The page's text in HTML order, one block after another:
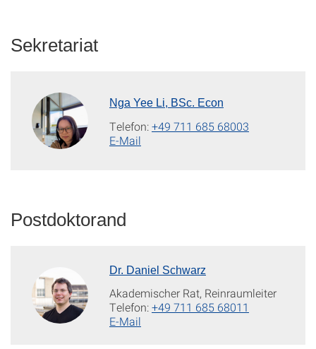
Sekretariat
Nga Yee Li, BSc. Econ
Telefon:+49 711 685 68003
E-Mail
Postdoktorand
Dr. Daniel Schwarz
Akademischer Rat, Reinraumleiter
Telefon:+49 711 685 68011
E-Mail